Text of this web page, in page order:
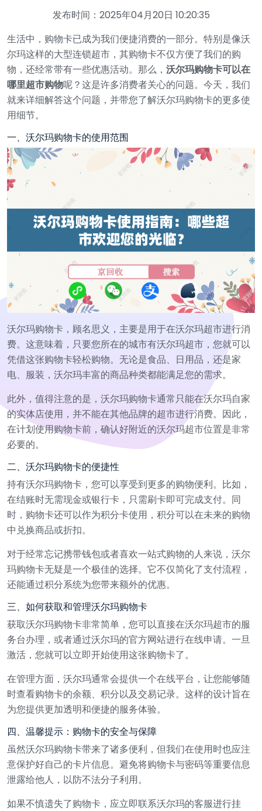
发布时间：2025年04月20日 10:20:35
生活中，购物卡已成为我们便捷消费的一部分。特别是像沃
尔玛这样的大型连锁超市，其购物卡不仅方便了我们的购
物，还经常带有一些优惠活动。那么， 沃尔玛购物卡可以在
哪里超市购物呢？这是许多消费者关心的问题。今天，我们
就来详细解答这个问题，并带您了解沃尔玛购物卡的更多使
用细节。
一、沃尔玛购物卡的使用范围
沃尔玛购物卡，顾名思义，主要是用于在沃尔玛超市进行消
费。这意味着，只要您所在的城市有沃尔玛超市，您就可以
凭借这张购物卡轻松购物。无论是食品、日用品，还是家
电、服装，沃尔玛丰富的商品种类都能满足您的需求。
此外，值得注意的是，沃尔玛购物卡通常只能在沃尔玛自家
的实体店使用，并不能在其他品牌的超市进行消费。因此，
在计划使用购物卡前，确认好附近的沃尔玛超市位置是非常
必要的。
二、沃尔玛购物卡的便捷性
持有沃尔玛购物卡，您可以享受到更多的购物便利。比如，
在结账时无需现金或银行卡，只需刷卡即可完成支付。同
时，购物卡还可以作为积分卡使用，积分可以在未来的购物
中兑换商品或折扣。
对于经常忘记携带钱包或者喜欢一站式购物的人来说，沃尔
玛购物卡无疑是一个极佳的选择。它不仅简化了支付流程，
还能通过积分系统为您带来额外的优惠。
三、如何获取和管理沃尔玛购物卡
获取沃尔玛购物卡非常简单，您可以直接在沃尔玛超市的服
务台办理，或者通过沃尔玛的官方网站进行在线申请。一旦
激活，您就可以立即开始使用这张购物卡了。
在管理方面，沃尔玛通常会提供一个在线平台，让您能够随
时查看购物卡的余额、积分以及交易记录。这样的设计旨在
为您提供更加透明和便捷的服务体验。
四、温馨提示：购物卡的安全与保障
虽然沃尔玛购物卡带来了诸多便利，但我们在使用时也应注
意保护好自己的卡片信息。避免将购物卡与密码等重要信息
泄露给他人，以防不法分子利用。
如果不慎遗失了购物卡，应立即联系沃尔玛的客服进行挂